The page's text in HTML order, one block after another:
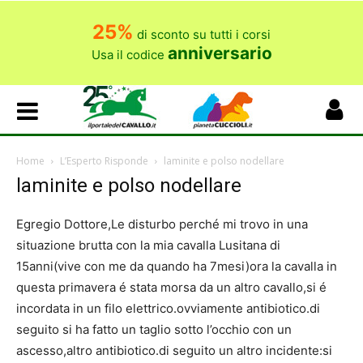
25% di sconto su tutti i corsi
Usa il codice anniversario
Home L’Esperto Risponde laminite e polso nodellare
laminite e polso nodellare
Egregio Dottore,Le disturbo perché mi trovo in una
situazione brutta con la mia cavalla Lusitana di
15anni(vive con me da quando ha 7mesi)ora la cavalla in
questa primavera é stata morsa da un altro cavallo,si é
incordata in un filo elettrico.ovviamente antibiotico.di
seguito si ha fatto un taglio sotto l’occhio con un
ascesso,altro antibiotico.di seguito un altro incidente:si